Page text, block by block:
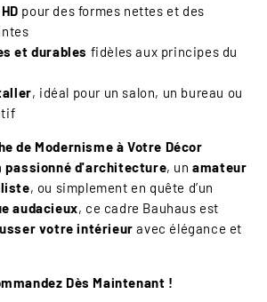
pour des formes nettes et des
et durables fidèles aux principes du
, idéal pour un salon, un bureau ou
de Modernisme à Votre Décor
passionné d'architecture, unamateur
, ou simplement en quête d’un
audacieux, ce cadre Bauhaus est
votre intérieur avec élégance et
Dès Maintenant !